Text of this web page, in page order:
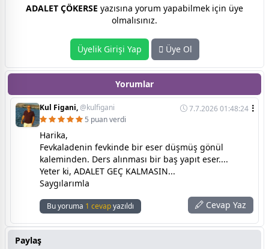
ADALET ÇÖKERSE yazısına yorum yapabilmek için üye
olmalısınız.
Üyelik Girişi Yap Üye Ol
Yorumlar
Kul Figani,@kulfigani
7.7.2026 01:48:24
5 puan verdi
Harika,
Fevkaladenin fevkinde bir eser düşmüş gönül
kaleminden. Ders alınması bir baş yapıt eser....
Yeter ki, ADALET GEÇ KALMASIN...
Saygılarımla
Bu yoruma 1 cevapyazıldı Cevap Yaz
Paylaş